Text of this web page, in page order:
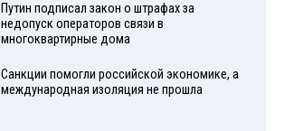
Путин подписал закон о штрафах за
недопуск операторов связи в
многоквартирные дома
Санкции помогли российской экономике, а
международная изоляция не прошла